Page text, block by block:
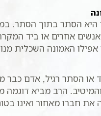
הסתר בתוך הסתר.
אחרים או ביד
האמונה השכלית
הסתר רגיל, אדם כבר
הרב מביא דוגמה
חברו מאחור ואינו